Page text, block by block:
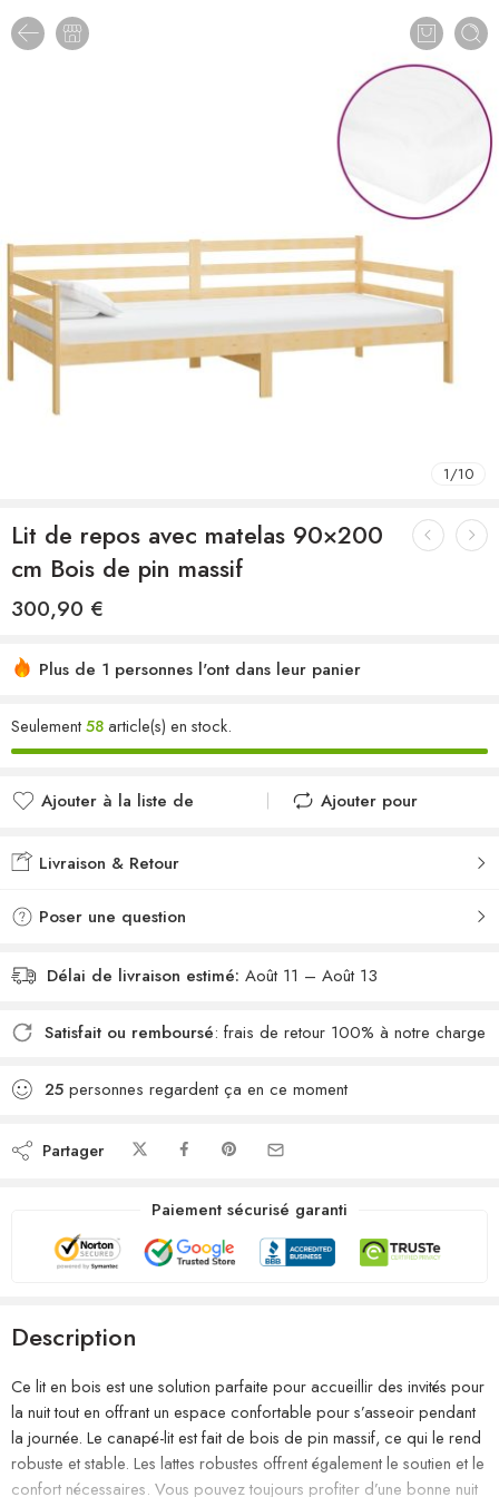
1/10
Lit de repos avec matelas 90×200
cm Bois de pin massif
300,90 €
Plus de 1 personnes l'ont dans leur panier
Seulement58article(s) en stock.
Ajouter à la liste de
Ajouté à la liste de
Ajouter pour
Livraison & Retour
Poser une question
Délai de livraison estimé: Août 11 – Août 13
Satisfait ou remboursé: frais de retour 100% à notre charge
25 personnes regardent ça en ce moment
Partager
Paiement sécurisé garanti
Description
Ce lit en bois est une solution parfaite pour accueillir des invités pour
la nuit tout en offrant un espace confortable pour s’asseoir pendant
la journée. Le canapé-lit est fait de bois de pin massif, ce qui le rend
robuste et stable. Les lattes robustes offrent également le soutien et le
confort nécessaires. Vous pouvez toujours profiter d’une bonne nuit